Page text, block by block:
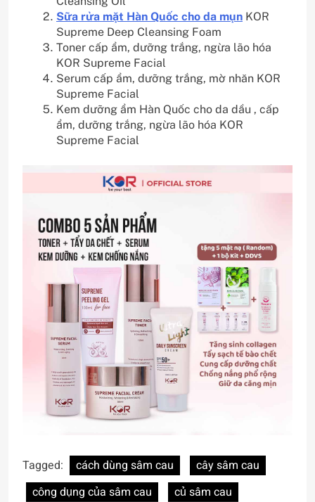
Sữa rửa mặt Hàn Quốc cho da mụn KOR
Supreme Deep Cleansing Foam
Toner cấp ẩm, dưỡng trắng, ngừa lão hóa
KOR Supreme Facial
Serum cấp ẩm, dưỡng trắng, mờ nhăn KOR
Supreme Facial
Kem dưỡng ẩm Hàn Quốc cho da dầu , cấp
ẩm, dưỡng trắng, ngừa lão hóa KOR
Supreme Facial
Tagged: cách dùng sâm cau
cây sâm cau
công dụng của sâm cau
củ sâm cau